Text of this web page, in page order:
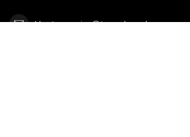
klantenservice@teamshop.nl